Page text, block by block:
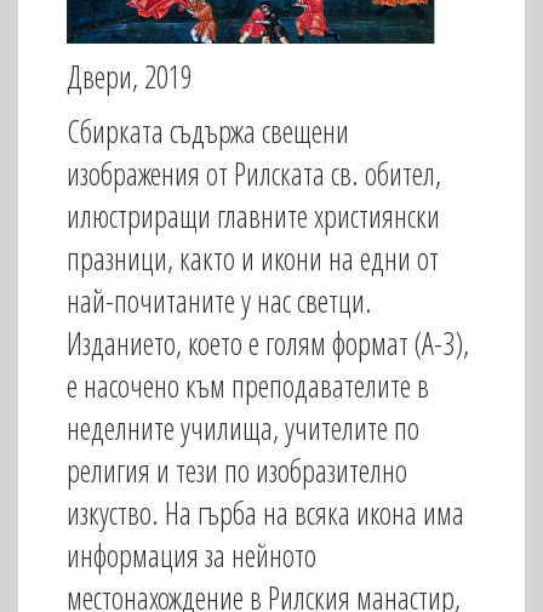
Двери, 2019
Сбирката съдържа свещени
изображения от Рилската св. обител,
илюстриращи главните християнски
празници, както и икони на едни от
най-почитаните у нас светци.
Изданието, което е голям формат (А-3),
е насочено към преподавателите в
неделните училища, учителите по
религия и тези по изобразително
изкуство. На гърба на всяка икона има
информация за нейното
местонахождение в Рилския манастир,